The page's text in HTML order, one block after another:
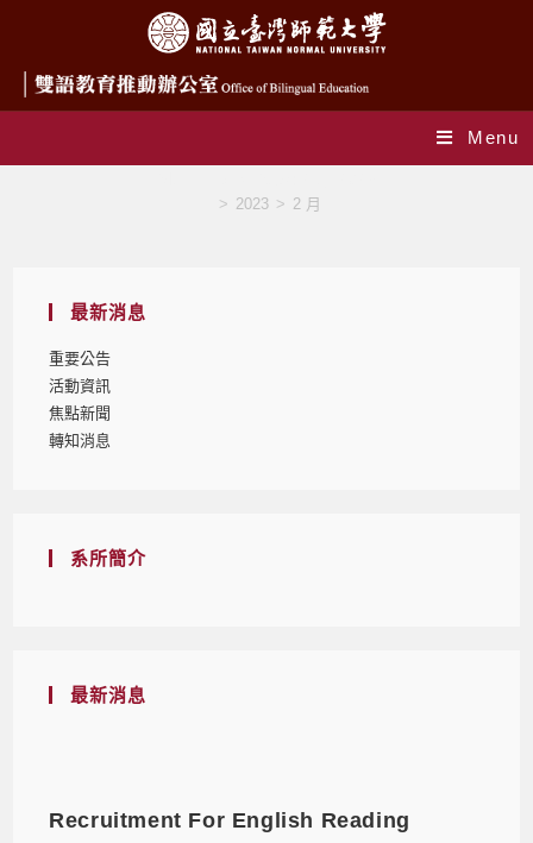
Menu
> 2023 > 2 月
最新消息
重要公告
活動資訊
焦點新聞
轉知消息
系所簡介
最新消息
Recruitment For English Reading